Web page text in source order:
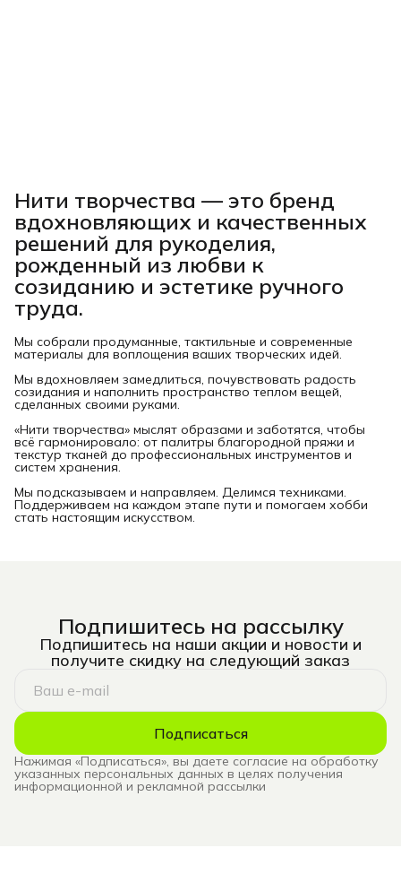
Нити творчества — это бренд
вдохновляющих и качественных
решений для рукоделия,
рожденный из любви к
созиданию и эстетике ручного
труда.
Мы собрали продуманные, тактильные и современные
материалы для воплощения ваших творческих идей.
Мы вдохновляем замедлиться, почувствовать радость
созидания и наполнить пространство теплом вещей,
сделанных своими руками.
«Нити творчества» мыслят образами и заботятся, чтобы
всё гармонировало: от палитры благородной пряжи и
текстур тканей до профессиональных инструментов и
систем хранения.
Мы подсказываем и направляем. Делимся техниками.
Поддерживаем на каждом этапе пути и помогаем хобби
стать настоящим искусством.
Подпишитесь на рассылку
Подпишитесь на наши акции и новости и
получите скидку на следующий заказ
Подписаться
Нажимая «Подписаться», вы даете согласие на обработку
указанных персональных данных в целях получения
информационной и рекламной рассылки